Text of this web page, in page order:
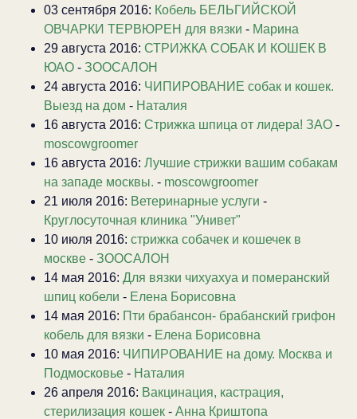
03 сентября 2016: Кобель БЕЛЬГИЙСКОЙ
ОВЧАРКИ ТЕРВЮРЕН для вязки - Марина
29 августа 2016: СТРИЖКА СОБАК И КОШЕК В
ЮАО - ЗООСАЛОН
24 августа 2016: ЧИПИРОВАНИЕ собак и кошек.
Выезд на дом - Наталия
16 августа 2016: Стрижка шпица от лидера! ЗАО -
moscowgroomer
16 августа 2016: Лучшие стрижки вашим собакам
на западе москвы. - moscowgroomer
21 июля 2016: Ветеринарные услуги -
Круглосуточная клиника "Унивет"
10 июля 2016: стрижка собачек и кошечек в
москве - ЗООСАЛОН
14 мая 2016: Для вязки чихуахуа и померанский
шпиц кобели - Елена Борисовна
14 мая 2016: Пти брабансон- брабанский грифон
кобель для вязки - Елена Борисовна
10 мая 2016: ЧИПИРОВАНИЕ на дому. Москва и
Подмосковье - Наталия
26 апреля 2016: Вакцинация, кастрация,
стерилизация кошек - Анна Криштопа